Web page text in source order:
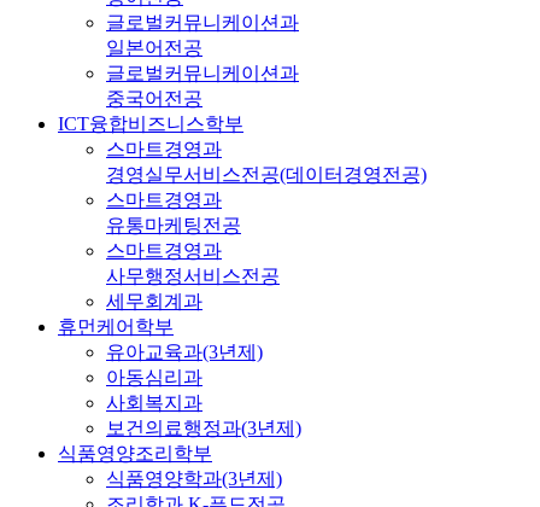
글로벌커뮤니케이션과
일본어전공
글로벌커뮤니케이션과
중국어전공
ICT융합비즈니스학부
스마트경영과
경영실무서비스전공(데이터경영전공)
스마트경영과
유통마케팅전공
스마트경영과
사무행정서비스전공
세무회계과
휴먼케어학부
유아교육과(3년제)
아동심리과
사회복지과
보건의료행정과(3년제)
식품영양조리학부
식품영양학과(3년제)